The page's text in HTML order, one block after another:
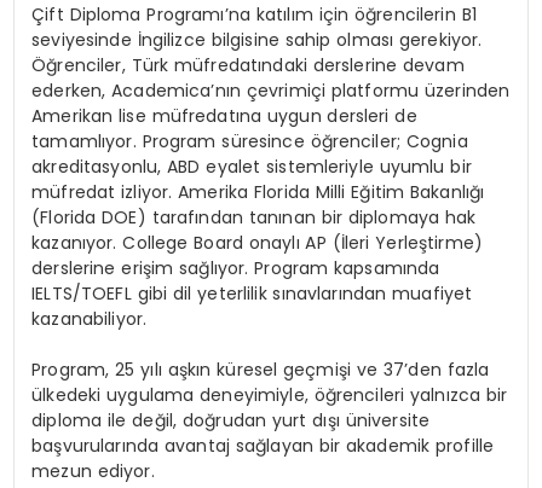
Çift Diploma Programı’na katılım için öğrencilerin B1
seviyesinde İngilizce bilgisine sahip olması gerekiyor.
Öğrenciler, Türk müfredatındaki derslerine devam
ederken, Academica’nın çevrimiçi platformu üzerinden
Amerikan lise müfredatına uygun dersleri de
tamamlıyor. Program süresince öğrenciler; Cognia
akreditasyonlu, ABD eyalet sistemleriyle uyumlu bir
müfredat izliyor. Amerika Florida Milli Eğitim Bakanlığı
(Florida DOE) tarafından tanınan bir diplomaya hak
kazanıyor. College Board onaylı AP (İleri Yerleştirme)
derslerine erişim sağlıyor. Program kapsamında
IELTS/TOEFL gibi dil yeterlilik sınavlarından muafiyet
kazanabiliyor.
Program, 25 yılı aşkın küresel geçmişi ve 37’den fazla
ülkedeki uygulama deneyimiyle, öğrencileri yalnızca bir
diploma ile değil, doğrudan yurt dışı üniversite
başvurularında avantaj sağlayan bir akademik profille
mezun ediyor.